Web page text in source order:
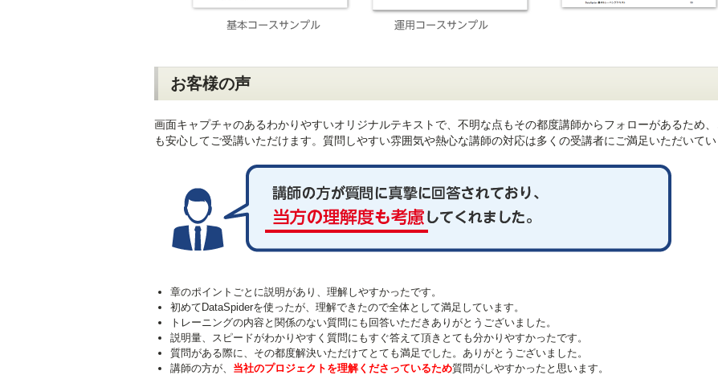
お客様の声
画面キャプチャのあるわかりやすいオリジナルテキストで、不明な点もその都度講師からフォローがあるため
も安心してご受講いただけます。質問しやすい雰囲気や熱心な講師の対応は多くの受講者にご満足いただいてい
章のポイントごとに説明があり、理解しやすかったです。
初めてDataSpiderを使ったが、理解できたので全体として満足しています。
トレーニングの内容と関係のない質問にも回答いただきありがとうございました。
説明量、スピードがわかりやすく質問にもすぐ答えて頂きとても分かりやすかったです。
質問がある際に、その都度解決いただけてとても満足でした。ありがとうございました。
講師の方が、 当社のプロジェクトを理解くださっているため質問がしやすかったと思います。